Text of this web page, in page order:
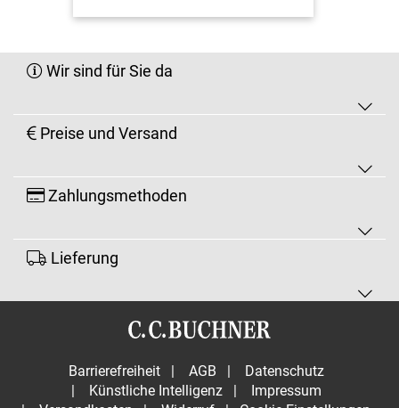
Wir sind für Sie da
Preise und Versand
Zahlungsmethoden
Lieferung
Barrierefreiheit | AGB |
Datenschutz
|
Künstliche Intelligenz |
Impressum